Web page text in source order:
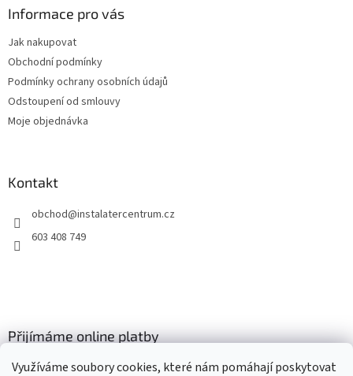
Využíváme soubory cookies, které nám pomáhají poskytovat
Informace pro vás
Jak nakupovat
Obchodní podmínky
Podmínky ochrany osobních údajů
Odstoupení od smlouvy
Moje objednávka
Kontakt
obchod@instalatercentrum.cz
603 408 749
Přijímáme online platby